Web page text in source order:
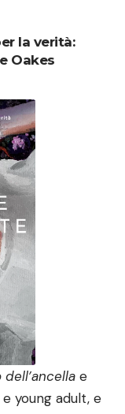
la verità:
Oakes
e
young adult, e